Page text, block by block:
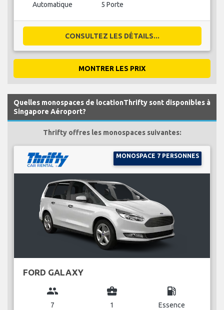
Automatique 5 Porte
CONSULTEZ LES DÉTAILS...
MONTRER LES PRIX
Quelles monospaces de locationThrifty sont disponibles à
Singapore Aéroport?
Thrifty offres les monospaces suivantes:
MONOSPACE 7 PERSONNES
FORD GALAXY
group
7
business_center
1
local_gas_station
Essence